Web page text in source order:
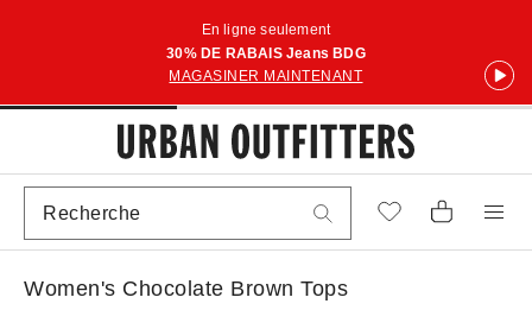
En ligne seulement
30% DE RABAIS Jeans BDG
MAGASINER MAINTENANT
Women's Chocolate Brown Tops